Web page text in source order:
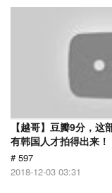
【越哥】豆瓣9分，这
有韩国人才拍得出来！
# 597
2018-12-03 03:31